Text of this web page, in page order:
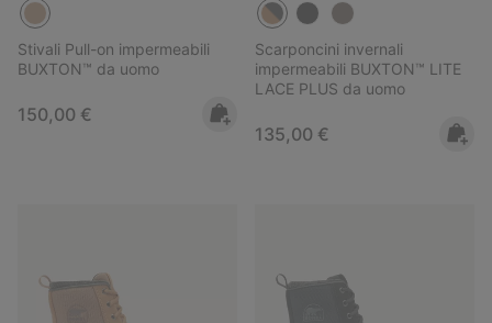
Stivali Pull-on impermeabili
BUXTON™ da uomo
Regular price:
150,00 €
Scarponcini invernali
impermeabili BUXTON™ LITE
LACE PLUS da uomo
Regular price:
135,00 €